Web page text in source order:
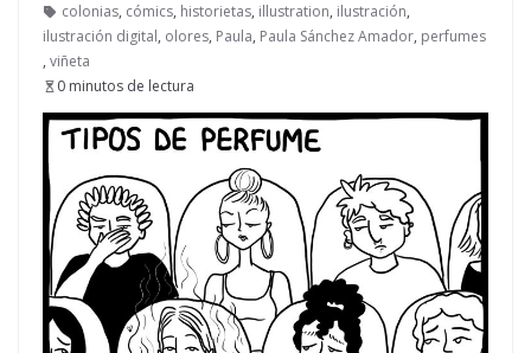
colonias, cómics, historietas, illustration, ilustración,
ilustración digital, olores, Paula, Paula Sánchez Amador, perfumes
, viñeta
0 minutos de lectura